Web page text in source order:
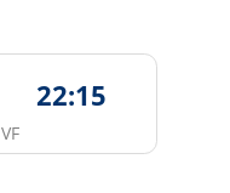
22:15
VF